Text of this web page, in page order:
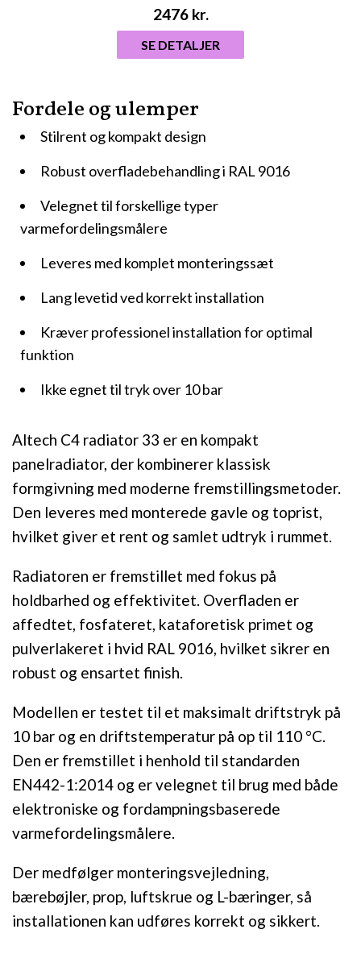
Altech C4 radiator 33 er en kompakt
panelradiator, der kombinerer klassisk
formgivning med moderne fremstillingsmetoder.
Den leveres med monterede gavle og toprist,
hvilket giver et rent og samlet udtryk i rummet.
Radiatoren er fremstillet med fokus på
holdbarhed og effektivitet. Overfladen er
affedtet, fosfateret, kataforetisk primet og
pulverlakeret i hvid RAL 9016, hvilket sikrer en
robust og ensartet finish.
Modellen er testet til et maksimalt driftstryk på
10 bar og en driftstemperatur på op til 110 °C.
Den er fremstillet i henhold til standarden
EN442-1:2014 og er velegnet til brug med både
elektroniske og fordampningsbaserede
varmefordelingsmålere.
Der medfølger monteringsvejledning,
bærebøjler, prop, luftskrue og L-bæringer, så
installationen kan udføres korrekt og sikkert.
Fordele og ulemper
Stilrent og kompakt design
Robust overfladebehandling i RAL 9016
Velegnet til forskellige typer
varmefordelingsmålere
Leveres med komplet monteringssæt
Lang levetid ved korrekt installation
Kræver professionel installation for optimal
funktion
Ikke egnet til tryk over 10 bar
2476 kr.
SE DETALJER